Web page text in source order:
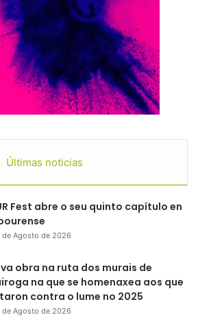
Últimas noticias
Fest abre o seu quinto capítulo en
de Agosto de 2026
obra na ruta dos murais de
na que se homenaxea aos que
contra o lume no 2025
de Agosto de 2026